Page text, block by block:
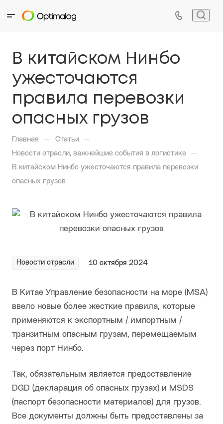
В китайском Нинбо
ужесточаются
правила перевозки
опасных грузов
Главная — Статьи —
Новости отрасли, важнейшие события в логистике —
В китайском Нинбо ужесточаются правила перевозки
опасных грузов
Новости отрасли 10 октября 2024
В Китае Управление безопасности на море (MSA)
ввело новые более жесткие правила, которые
применяются к экспортным / импортным /
транзитным опасным грузам, перемещаемым
через порт Нинбо.
Так, обязательным является предоставление
DGD (декларация об опасных грузах) и MSDS
(паспорт безопасности материалов) для грузов.
Все документы должны быть предоставлены за